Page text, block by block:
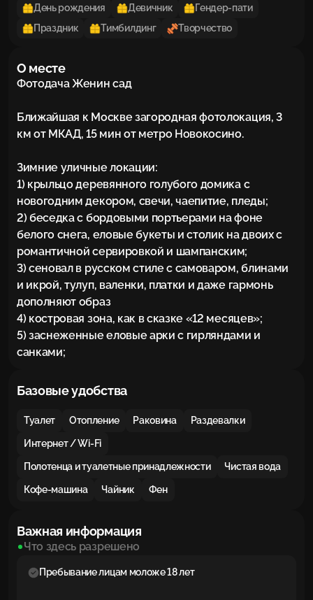
День рождения Девичник
Гендер-пати
Праздник
Тимбилдинг Творчество
О месте
Фотодача Женин сад
Ближайшая к Москве загородная фотолокация, 3
км от МКАД, 15 мин от метро Новокосино.
Зимние уличные локации:
1) крыльцо деревянного голубого домика с
новогодним декором, свечи, чаепитие, пледы;
2) беседка с бордовыми портьерами на фоне
белого снега, еловые букеты и столик на двоих с
романтичной сервировкой и шампанским;
3) сеновал в русском стиле с самоваром, блинами
и икрой, тулуп, валенки, платки и даже гармонь
дополняют образ
4) костровая зона, как в сказке «12 месяцев»;
5) заснеженные еловые арки с гирляндами и
санками;
Базовые удобства
Туалет Отопление Раковина Раздевалки
Интернет / Wi-Fi
Полотенца и туалетные принадлежности Чистая вода
Кофе-машина Чайник Фен
Важная информация
Что здесь разрешено
Пребывание лицам моложе 18 лет